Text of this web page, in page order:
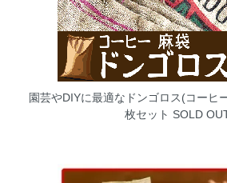
園芸やDIYに最適なドンゴロス(コーヒ
枚セット SOLD